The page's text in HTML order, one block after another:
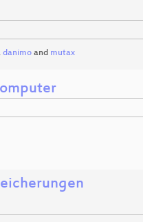
danimo and mutax